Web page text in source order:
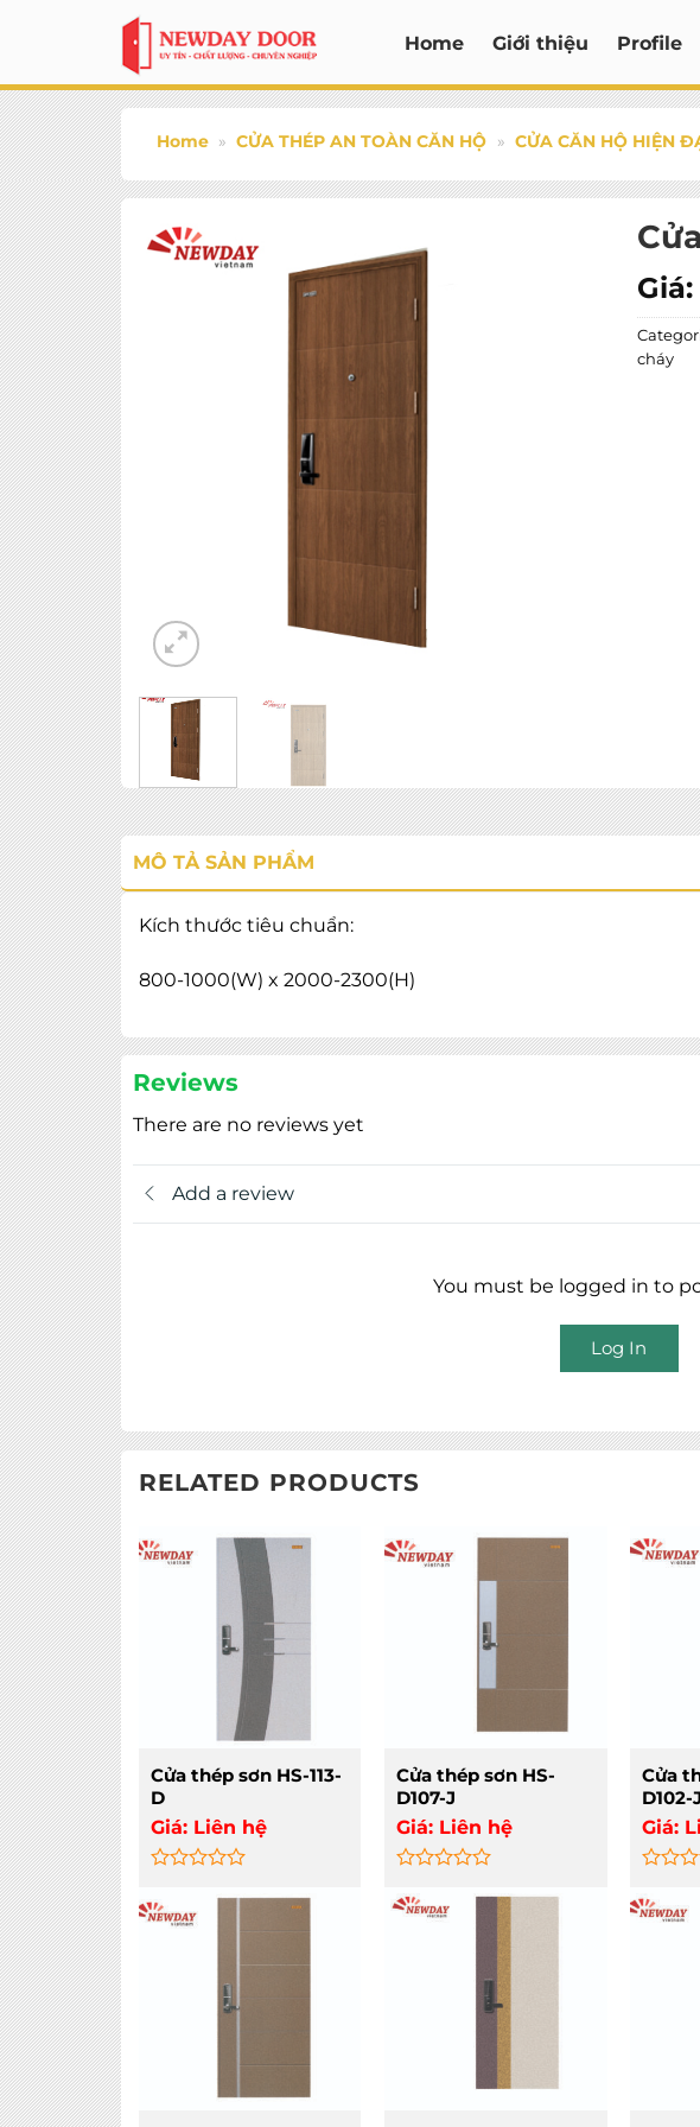
dung
Home Giới thiệu Profile
Home » CỬA THÉP AN TOÀN CĂN HỘ » CỬA CĂN HỘ HIỆN
Giá:
cháy
MÔ TẢ SẢN PHẨM
Kích thước tiêu chuẩn:
800-1000(W) x 2000-2300(H)
Reviews
There are no reviews yet
Add a review
You must be logged in to
Log In
RELATED PRODUCTS
Cửa thép sơn HS-113-
D
Giá: Liên hệ
0
out
Cửa thép sơn HS-
D107-J
Giá: Liên hệ
0
Cửa
D102-J
Giá:
0
out